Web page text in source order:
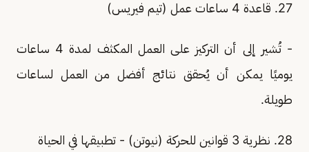
27. قاعدة 4 ساعات عمل (تيم فيريس)
- تُشير إلى أن التركيز على العمل المكثف لمدة 4 ساعات
يوميًا يمكن أن يُحقق نتائج أفضل من العمل لساعات
طويلة.
28. نظرية 3 قوانين للحركة (نيوتن) - تطبيقها في الحياة